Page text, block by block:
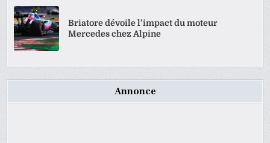
Briatore dévoile l’impact du moteur
Mercedes chez Alpine
Annonce